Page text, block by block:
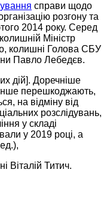
справи щодо
розгону та
2014 року. Серед
Міністр
колишні Голова СБУ
Павло Лебедєв.
дій]. Доречніше
перешкоджають,
на відміну від
розслідувань,
у складі
у 2019 році, а
Віталій Титич.